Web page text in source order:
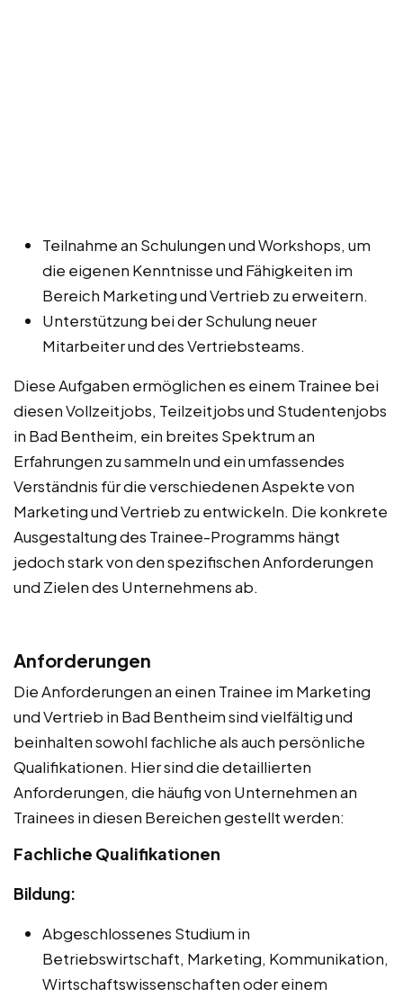
Teilnahme an Schulungen und Workshops, um
die eigenen Kenntnisse und Fähigkeiten im
Bereich Marketing und Vertrieb zu erweitern.
Unterstützung bei der Schulung neuer
Mitarbeiter und des Vertriebsteams.
Diese Aufgaben ermöglichen es einem Trainee bei
diesen Vollzeitjobs, Teilzeitjobs und Studentenjobs
in Bad Bentheim, ein breites Spektrum an
Erfahrungen zu sammeln und ein umfassendes
Verständnis für die verschiedenen Aspekte von
Marketing und Vertrieb zu entwickeln. Die konkrete
Ausgestaltung des Trainee-Programms hängt
jedoch stark von den spezifischen Anforderungen
und Zielen des Unternehmens ab.
Anforderungen
Die Anforderungen an einen Trainee im Marketing
und Vertrieb in Bad Bentheim sind vielfältig und
beinhalten sowohl fachliche als auch persönliche
Qualifikationen. Hier sind die detaillierten
Anforderungen, die häufig von Unternehmen an
Trainees in diesen Bereichen gestellt werden:
Fachliche Qualifikationen
Bildung:
Abgeschlossenes Studium in
Betriebswirtschaft, Marketing, Kommunikation,
Wirtschaftswissenschaften oder einem